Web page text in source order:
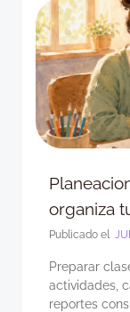
organiza
Publicado el
Preparar
actividades,
reportes